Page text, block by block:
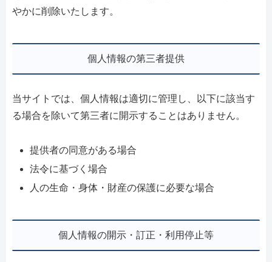
やかに削除いたします。
個人情報の第三者提供
当サイトでは、個人情報は適切に管理し、以下に該当す
る場合を除いて第三者に開示することはありません。
提供者の同意がある場合
法令に基づく場合
人の生命・身体・財産の保護に必要な場合
個人情報の開示・訂正・利用停止等